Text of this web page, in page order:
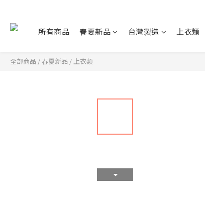
所有商品 春夏新品 台灣製造 上衣類
全部商品 / 春夏新品 /上衣類